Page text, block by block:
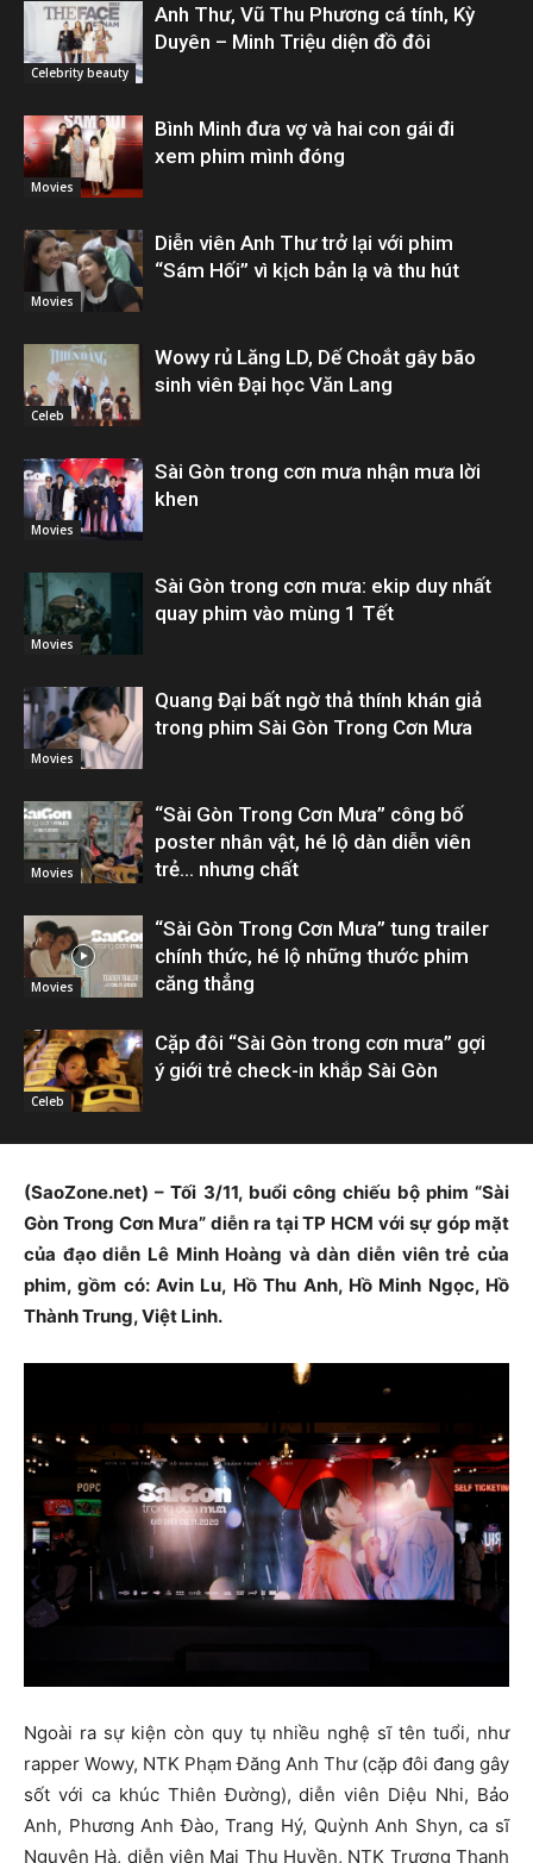
Celebrity beauty
Anh Thư, Vũ Thu Phương cá tính, Kỳ
Duyên – Minh Triệu diện đồ đôi
Movies
Bình Minh đưa vợ và hai con gái đi
xem phim mình đóng
Movies
Diễn viên Anh Thư trở lại với phim
“Sám Hối” vì kịch bản lạ và thu hút
Celeb
Wowy rủ Lăng LD, Dế Choắt gây bão
sinh viên Đại học Văn Lang
Movies
Sài Gòn trong cơn mưa nhận mưa lời
khen
Movies
Sài Gòn trong cơn mưa: ekip duy nhất
quay phim vào mùng 1 Tết
Movies
Quang Đại bất ngờ thả thính khán giả
trong phim Sài Gòn Trong Cơn Mưa
Movies
“Sài Gòn Trong Cơn Mưa” công bố
poster nhân vật, hé lộ dàn diễn viên
trẻ… nhưng chất
Movies
“Sài Gòn Trong Cơn Mưa” tung trailer
chính thức, hé lộ những thước phim
căng thẳng
Celeb
Cặp đôi “Sài Gòn trong cơn mưa” gợi
ý giới trẻ check-in khắp Sài Gòn
(SaoZone.net) – Tối 3/11, buổi công chiếu bộ phim “Sài
Gòn Trong Cơn Mưa” diễn ra tại TP HCM với sự góp mặt
của đạo diễn Lê Minh Hoàng và dàn diễn viên trẻ của
phim, gồm có: Avin Lu, Hồ Thu Anh, Hồ Minh Ngọc, Hồ
Thành Trung, Việt Linh.
Ngoài ra sự kiện còn quy tụ nhiều nghệ sĩ tên tuổi, như
rapper Wowy, NTK Phạm Đăng Anh Thư (cặp đôi đang gây
sốt với ca khúc Thiên Đường), diễn viên Diệu Nhi, Bảo
Anh, Phương Anh Đào, Trang Hý, Quỳnh Anh Shyn, ca sĩ
Nguyên Hà, diễn viên Mai Thu Huyền, NTK Trương Thanh